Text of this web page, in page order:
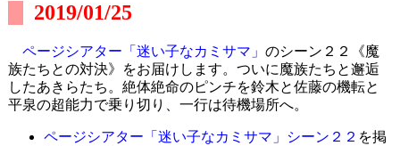
2019/01/25
ページシアター「迷い子なカミサマ」 のシーン２２《魔
族たちとの対決》をお届けします。ついに魔族たちと邂逅
したあきらたち。絶体絶命のピンチを鈴木と佐藤の機転と
平泉の超能力で乗り切り、一行は待機場所へ。
ページシアター「迷い子なカミサマ」シーン２２ を掲